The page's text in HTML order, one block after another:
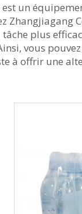
un
plus
vous
à offrir une